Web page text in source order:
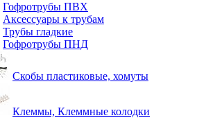
Гофротрубы ПВХ
Аксессуары к трубам
Трубы гладкие
Гофротрубы ПНД
Скобы пластиковые, хомуты
Клеммы, Клеммные колодки